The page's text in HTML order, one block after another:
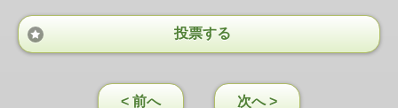
投票する
< 前へ 次へ >